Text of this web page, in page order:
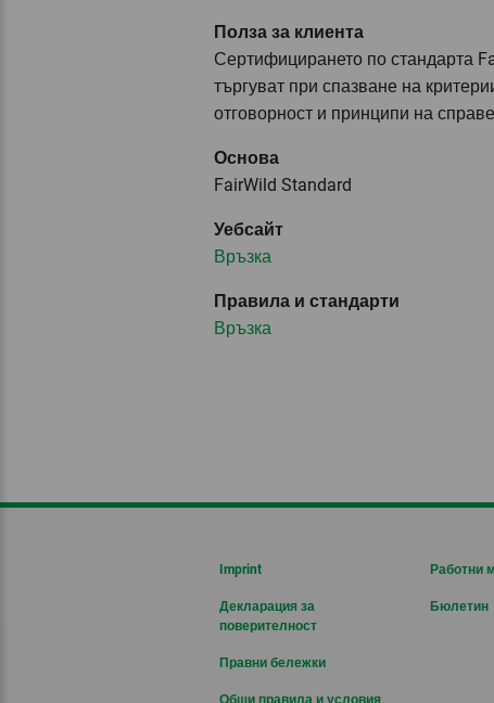
Полза за клиента
Сертифицирането по стандарта
търгуват при спазване на
отговорност и принципи на
Основа
FairWild Standard
Уебсайт
Връзка
Правила и стандарти
Връзка
Imprint
Декларация за
поверителност
Правни бележки
Общи правила и условия
Работни
Бюлетин